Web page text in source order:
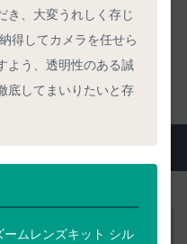
き、大変うれしく存じ
得してカメラを任せら
よう、透明性のある誠
底してまいりたいと存
ムレンズキット シル
わしく見る
ご質問
アップすることはあり